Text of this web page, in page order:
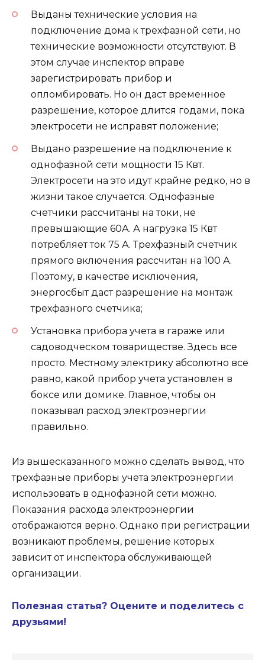
Выданы технические условия на
подключение дома к трехфазной сети, но
технические возможности отсутствуют. В
этом случае инспектор вправе
зарегистрировать прибор и
опломбировать. Но он даст временное
разрешение, которое длится годами, пока
электросети не исправят положение;
Выдано разрешение на подключение к
однофазной сети мощности 15 Квт.
Электросети на это идут крайне редко, но в
жизни такое случается. Однофазные
счетчики рассчитаны на токи, не
превышающие 60А. А нагрузка 15 Квт
потребляет ток 75 А. Трехфазный счетчик
прямого включения рассчитан на 100 А.
Поэтому, в качестве исключения,
энергосбыт даст разрешение на монтаж
трехфазного счетчика;
Установка прибора учета в гараже или
садоводческом товариществе. Здесь все
просто. Местному электрику абсолютно все
равно, какой прибор учета установлен в
боксе или домике. Главное, чтобы он
показывал расход электроэнергии
правильно.
Из вышесказанного можно сделать вывод, что
трехфазные приборы учета электроэнергии
использовать в однофазной сети можно.
Показания расхода электроэнергии
отображаются верно. Однако при регистрации
возникают проблемы, решение которых
зависит от инспектора обслуживающей
организации.
Полезная статья? Оцените и поделитесь с
друзьями!